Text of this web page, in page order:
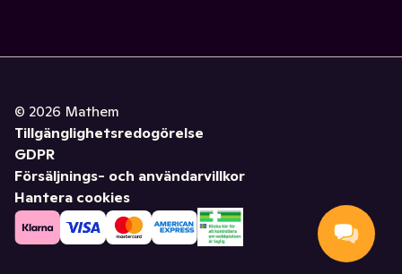
© 2026 Mathem
Tillgänglighetsredogörelse
GDPR
Försäljnings- och användarvillkor
Hantera cookies